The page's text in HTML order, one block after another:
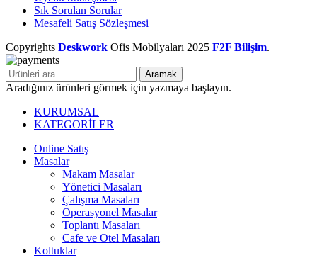
Sık Sorulan Sorular
Mesafeli Satış Sözleşmesi
Copyrights Deskwork Ofis Mobilyaları 2025 F2F Bilişim.
Aramak
Aradığınız ürünleri görmek için yazmaya başlayın.
KURUMSAL
KATEGORİLER
Online Satış
Masalar
Makam Masalar
Yönetici Masaları
Çalışma Masaları
Operasyonel Masalar
Toplantı Masaları
Cafe ve Otel Masaları
Koltuklar